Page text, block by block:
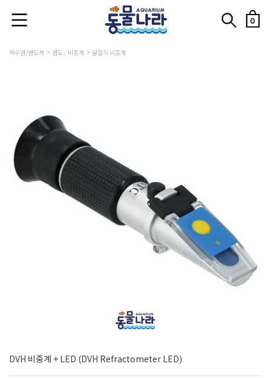
0
해수염/염도계 염도 / 비중계 굴절식 비중계
DVH 비중계 + LED (DVH Refractometer LED)